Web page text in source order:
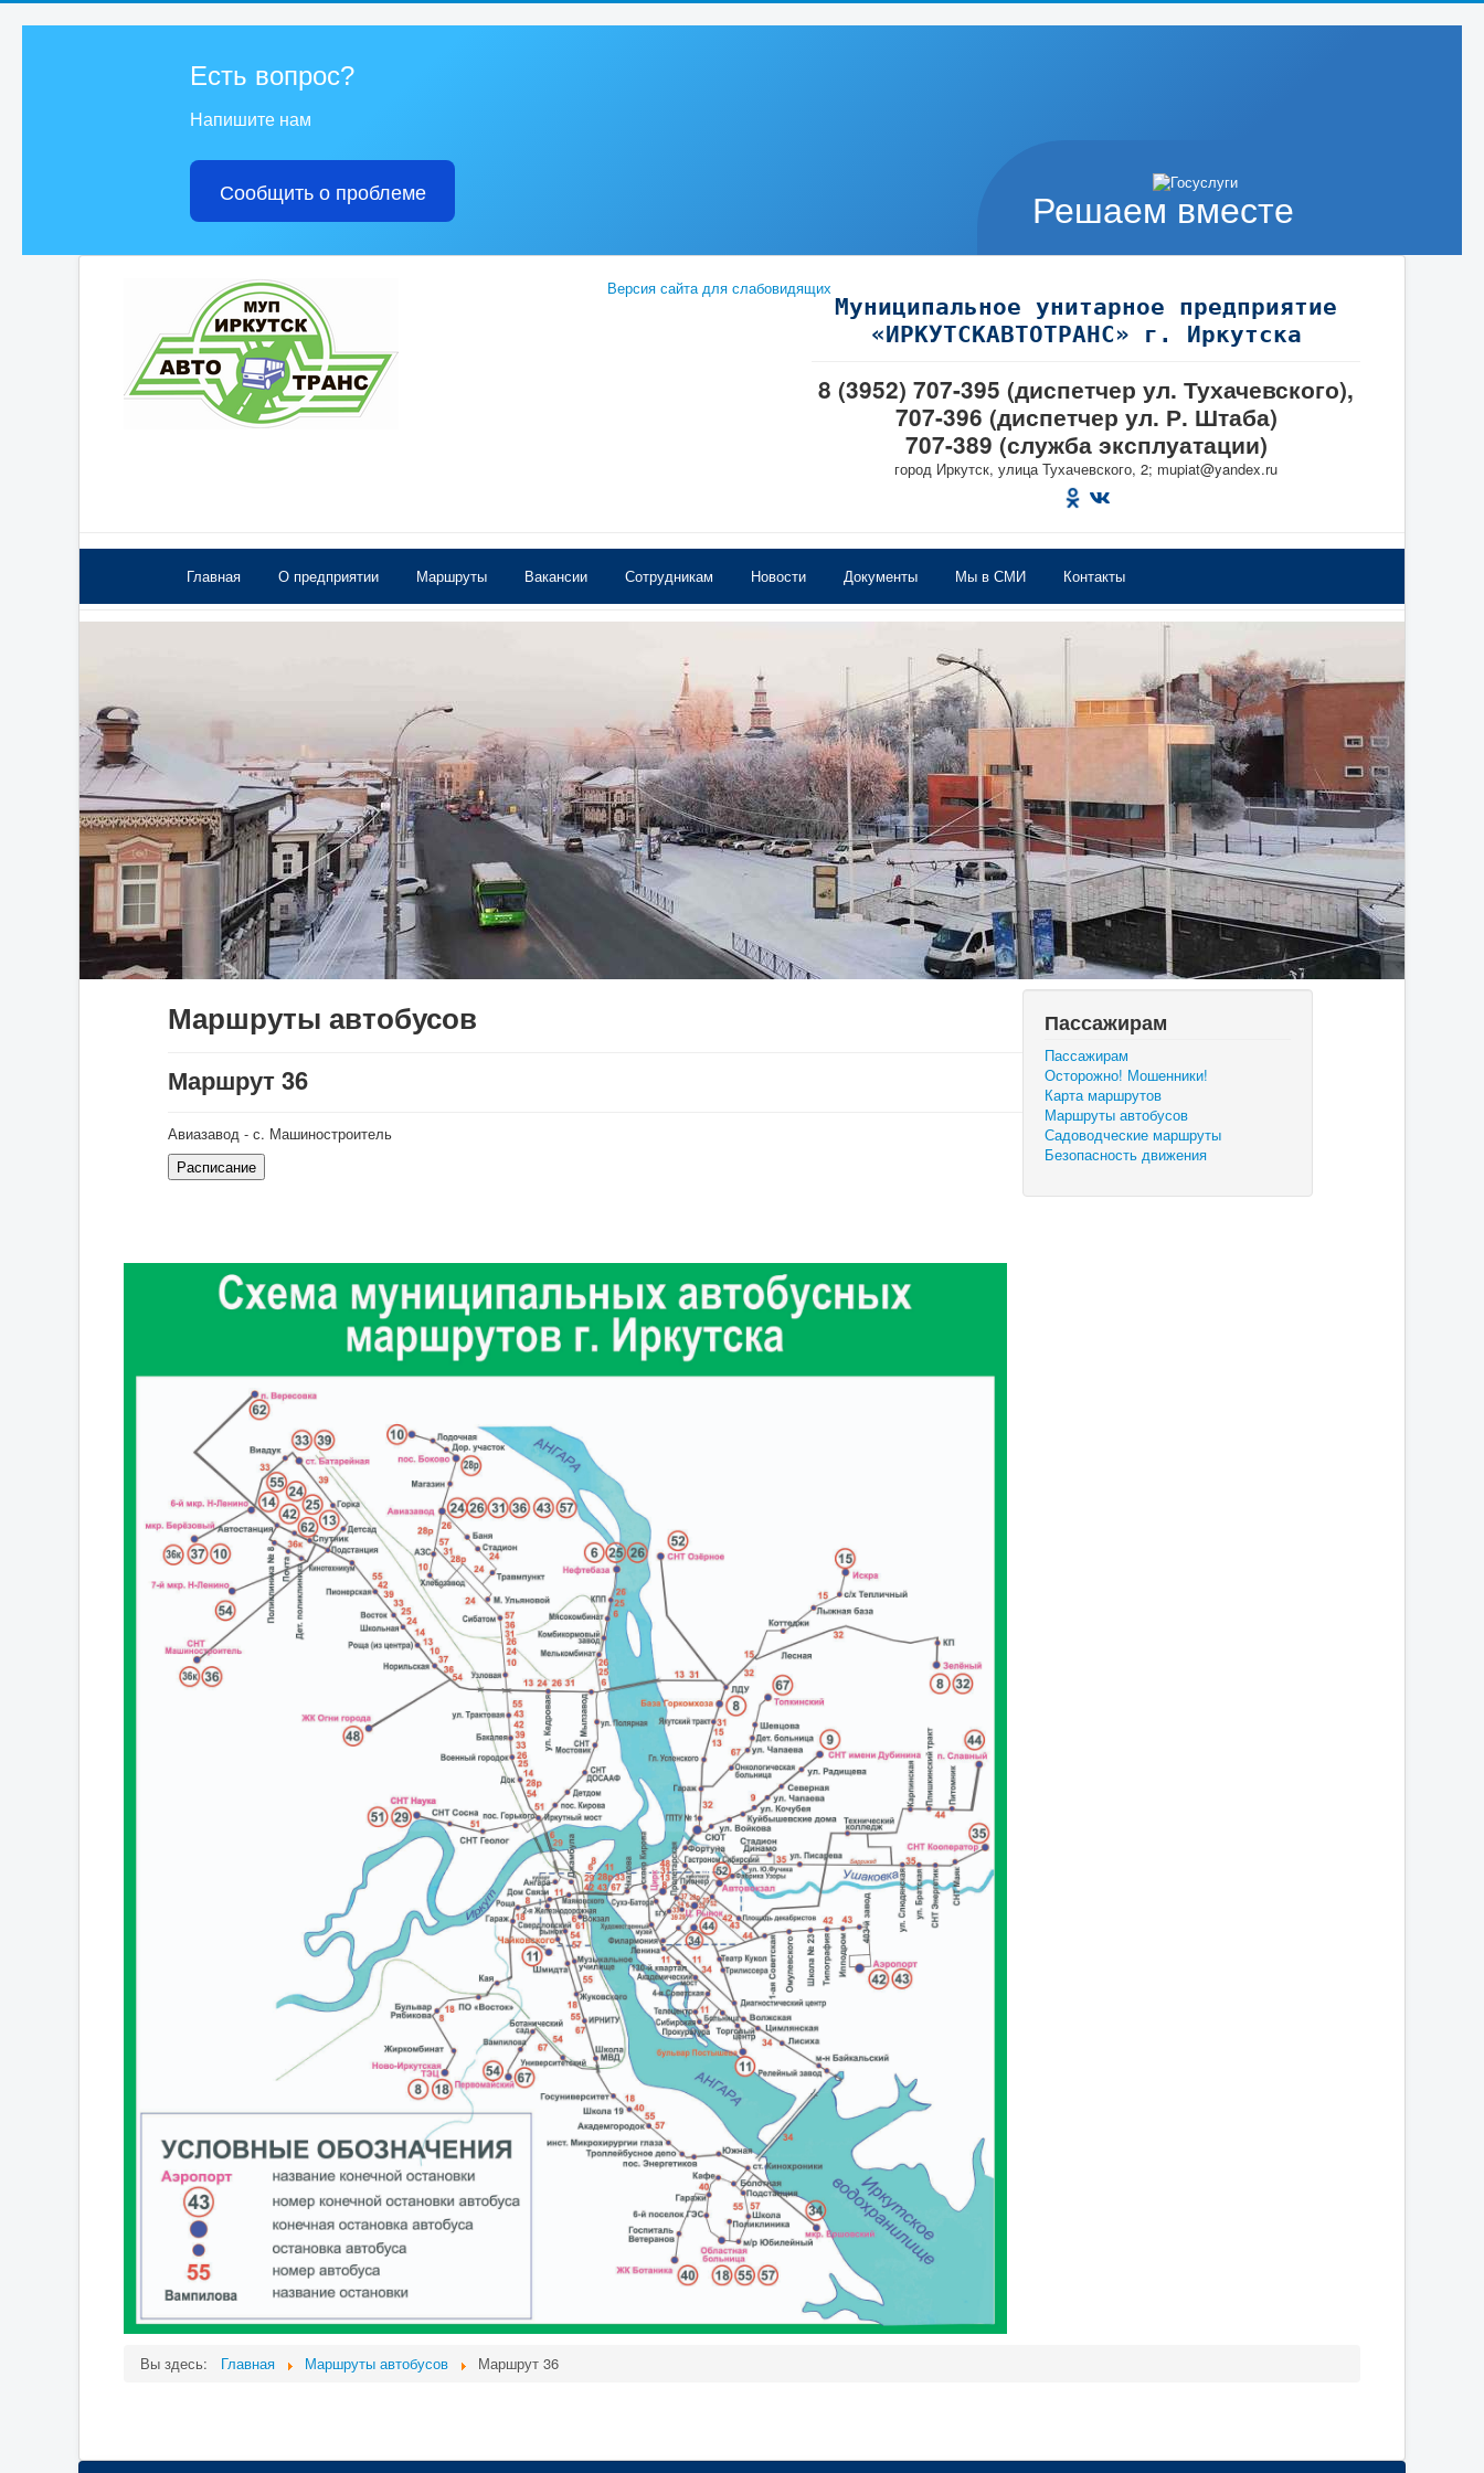
Решаем вместе
Есть вопрос?
Напишите нам
Сообщить о проблеме
Версия сайта для слабовидящих
Муниципальное унитарное предприятие
«ИРКУТСКАВТОТРАНС» г. Иркутска
8 (3952) 707-395 (диспетчер ул. Тухачевского),
707-396 (диспетчер ул. Р. Штаба)
707-389 (служба эксплуатации)
город Иркутск, улица Тухачевского, 2; mupiat@yandex.ru
Главная О предприятии Маршруты Вакансии Сотрудникам Новости Документы Мы в СМИ Контакты
Маршруты автобусов
Маршрут 36
Авиазавод - с. Машиностроитель
Пассажирам
Пассажирам
Осторожно! Мошенники!
Карта маршрутов
Маршруты автобусов
Садоводческие маршруты
Безопасность движения
Вы здесь: Главная Маршруты автобусов Маршрут 36